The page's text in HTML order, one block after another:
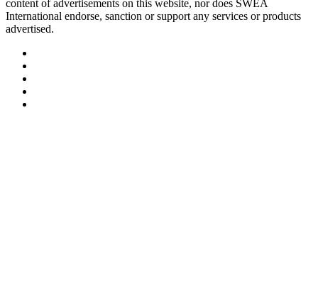
content of advertisements on this website, nor does SWEA
International endorse, sanction or support any services or products
advertised.